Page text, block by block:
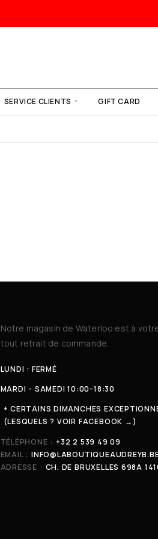
SERVICE CLIENTS GIFT CARD
Notre magasin de Waterloo est à
tout retrait de commande.
LUNDI : FERMÉ
MARDI - SAMEDI 10:00-18:30
+ CERTAINS DIMANCHES
(LESQUELS ? VOIR FACEBOOK →)
TÉLÉPHONE : +32 2 539 49 09
EMAIL :
ADRESSE : CH. DE BRUXELLES 698A